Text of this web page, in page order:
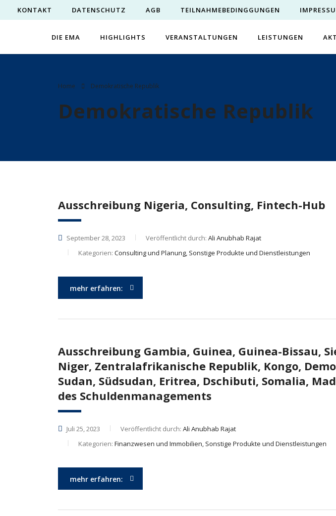
KONTAKT DATENSCHUTZ AGB TEILNAHMEBEDINGGUNGEN
DIE EMA HIGHLIGHTS VERANSTALTUNGEN LEISTUNGEN
Home Demokratische Republik
Demokratische Republik
Ausschreibung Nigeria, Consulting, Fintech-Hub
September 28, 2023 Veröffentlicht durch: Ali Anubhab Rajat
Kategorien: Consulting und Planung, Sonstige Produkte und Dienstleistungen
mehr erfahren:
Ausschreibung Gambia, Guinea, Guinea-Bissau,
Niger, Zentralafrikanische Republik, Kongo,
Sudan, Südsudan, Eritrea, Dschibuti, Somalia,
des Schuldenmanagements
Juli 25, 2023 Veröffentlicht durch: Ali Anubhab Rajat
Kategorien: Finanzwesen und Immobilien, Sonstige Produkte und Dienstleistungen
mehr erfahren: